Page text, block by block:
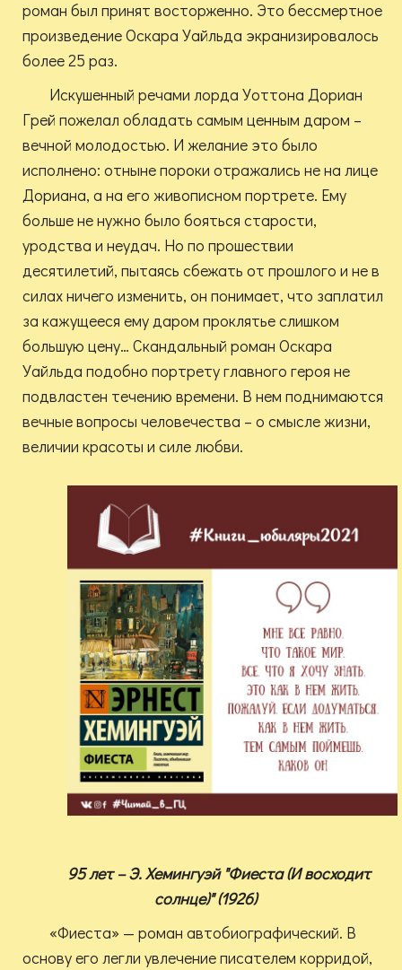
роман был принят восторженно. Это бессмертное
произведение Оскара Уайльда экранизировалось
более 25 раз.
Искушенный речами лорда Уоттона Дориан
Грей пожелал обладать самым ценным даром –
вечной молодостью. И желание это было
исполнено: отныне пороки отражались не на лице
Дориана, а на его живописном портрете. Ему
больше не нужно было бояться старости,
уродства и неудач. Но по прошествии
десятилетий, пытаясь сбежать от прошлого и не в
силах ничего изменить, он понимает, что заплатил
за кажущееся ему даром проклятье слишком
большую цену… Скандальный роман Оскара
Уайльда подобно портрету главного героя не
подвластен течению времени. В нем поднимаются
вечные вопросы человечества – о смысле жизни,
величии красоты и силе любви.
95 лет – Э. Хемингуэй "Фиеста (И восходит
солнце)" (1926)
«Фиеста» — роман автобиографический. В
основу его легли увлечение писателем корридой,